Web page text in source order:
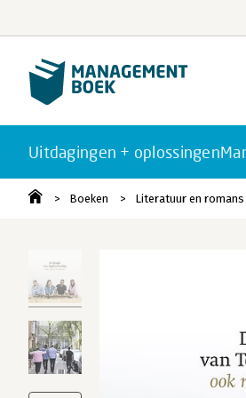
Uitdagingen + oplossingen
Boeken Literatuur en romans